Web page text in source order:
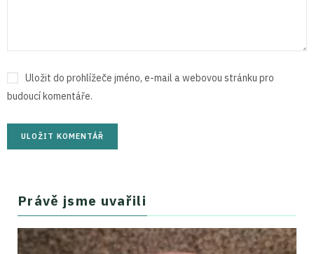
Uložit do prohlížeče jméno, e-mail a webovou stránku pro
budoucí komentáře.
Právě jsme uvařili